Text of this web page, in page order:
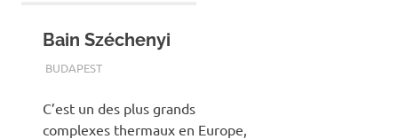
Bain Széchenyi
TERMALFURDOK.COM
BUDAPEST
C’est un des plus grands
complexes thermaux en Europe,